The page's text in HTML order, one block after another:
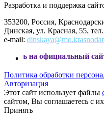
Разработка и поддержка
353200, Россия,
Динская, ул. Красная, 55,
e-mail:
сайт
Политика обработки
Авторизация
Этот сайт использует файлы
сайтом, Вы соглашаетесь с
Принять